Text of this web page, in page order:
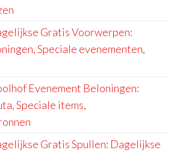
Gratis Voorwerpen:
Speciale evenementen,
Evenement Beloningen:
Speciale items,
Gratis Spullen: Dagelijkse